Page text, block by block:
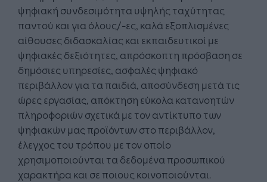
ψηφιακή συνδεσιμότητα υψηλής ταχύτητας
παντού και για όλους/-ες, καλά εξοπλισμένες
αίθουσες διδασκαλίας και εκπαιδευτικοί με
ψηφιακές δεξιότητες, απρόσκοπτη πρόσβαση σε
δημόσιες υπηρεσίες, ασφαλές ψηφιακό
περιβάλλον για τα παιδιά, αποσύνδεση μετά τις
ώρες εργασίας, απόκτηση εύκολα κατανοητών
πληροφοριών σχετικά με τον αντίκτυπο των
ψηφιακών μας προϊόντων στο περιβάλλον,
έλεγχος του τρόπου με τον οποίο
χρησιμοποιούνται τα δεδομένα προσωπικού
χαρακτήρα και σε ποιους κοινοποιούνται.